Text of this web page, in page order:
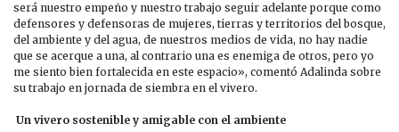
será nuestro empeño y nuestro trabajo seguir adelante porque como
defensores y defensoras de mujeres, tierras y territorios del bosque,
del ambiente y del agua, de nuestros medios de vida, no hay nadie
que se acerque a una, al contrario una es enemiga de otros, pero yo
me siento bien fortalecida en este espacio», comentó Adalinda sobre
su trabajo en jornada de siembra en el vivero.
Un vivero sostenible y amigable con el ambiente